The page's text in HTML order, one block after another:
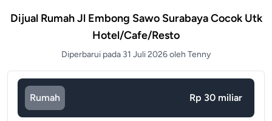
Dijual Rumah Jl Embong Sawo Surabaya Cocok Utk
Hotel/Cafe/Resto
Diperbarui pada 31 Juli 2026 oleh Tenny
Rumah Rp 30 miliar